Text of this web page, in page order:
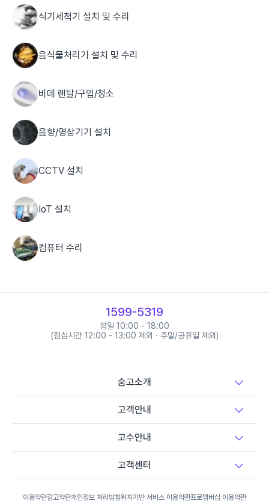
식기세척기 설치 및 수리
음식물처리기 설치 및 수리
비데 렌탈/구입/청소
음향/영상기기 설치
CCTV 설치
IoT 설치
컴퓨터 수리
휴대폰/태블릿/스마트기기 수리
1599-5319
평일 10:00 - 18:00
(점심시간 12:00 - 13:00 제외 · 주말/공휴일 제외)
숨고소개
고객안내
고수안내
고객센터
이용약관광고약관개인정보 처리방침위치기반 서비스 이용약관프로멤버십 이용약관